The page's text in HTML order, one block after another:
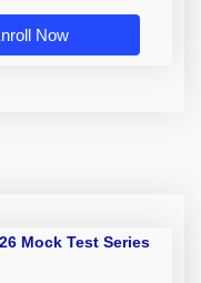
Now
Mock Test Series